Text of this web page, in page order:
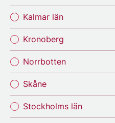
Kalmar län
Kronoberg
Norrbotten
Skåne
Stockholms län